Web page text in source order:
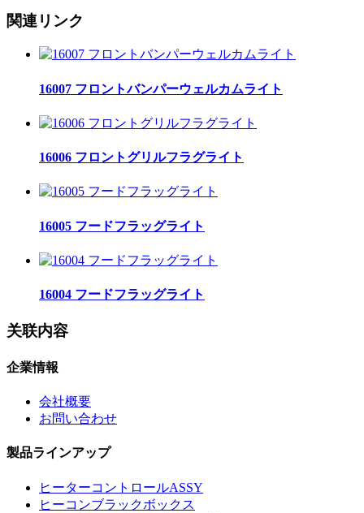
関連リンク
16007 フロントバンパーウェルカムライト
16006 フロントグリルフラグライト
16005 フードフラッグライト
16004 フードフラッグライト
关联内容
企業情報
会社概要
お問い合わせ
製品ラインアップ
ヒーターコントロールASSY
ヒーコンブラックボックス